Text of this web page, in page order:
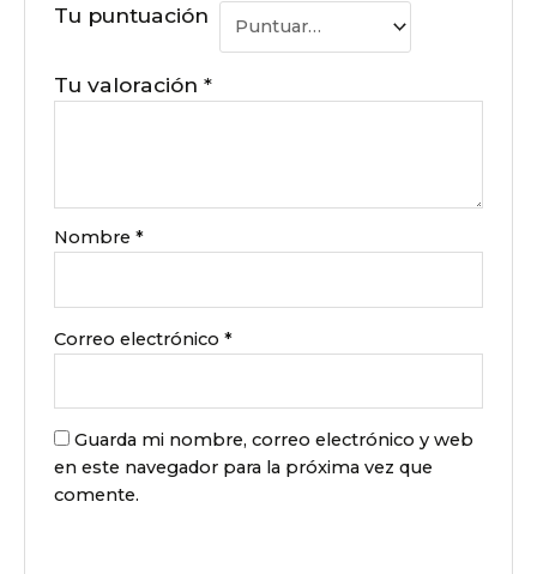
Tu puntuación
Tu valoración*
Nombre*
Correo electrónico*
Guarda mi nombre, correo electrónico y web
en este navegador para la próxima vez que
comente.